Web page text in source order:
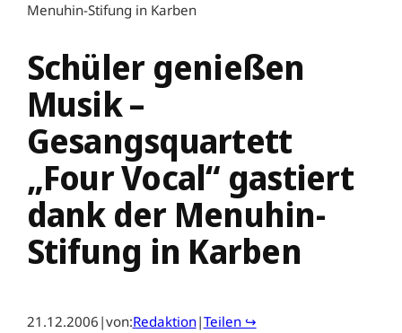
Menuhin-Stifung in Karben
Schüler genießen
Musik –
Gesangsquartett
„Four Vocal“ gastiert
dank der Menuhin-
Stifung in Karben
21.12.2006 |von:Redaktion|Teilen ↪